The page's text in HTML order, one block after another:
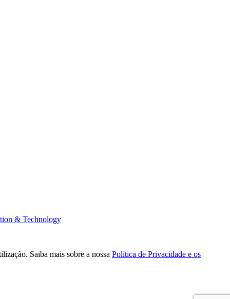
& Technology
Saiba mais sobre a nossa Política de Privacidade e os